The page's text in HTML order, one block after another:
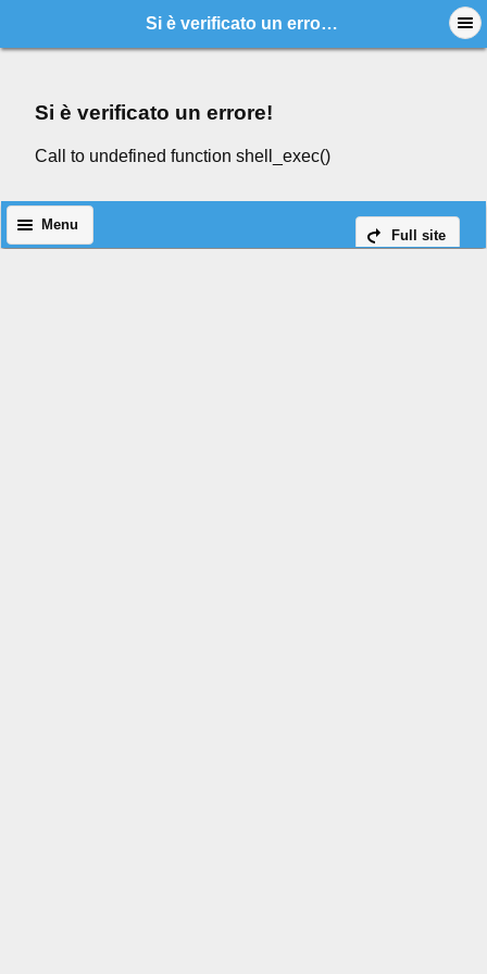
Si è verificato un errore!
Si è verificato un errore!
Call to undefined function shell_exec()
Full site
Menu